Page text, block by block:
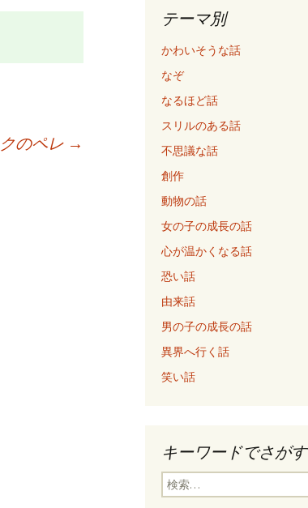
のペレ →
テーマ別
かわいそうな話
なぞ
なるほど話
スリルのある話
不思議な話
創作
動物の話
女の子の成長の話
心が温かくなる話
恐い話
由来話
男の子の成長の話
異界へ行く話
笑い話
キーワードでさがす
検
索